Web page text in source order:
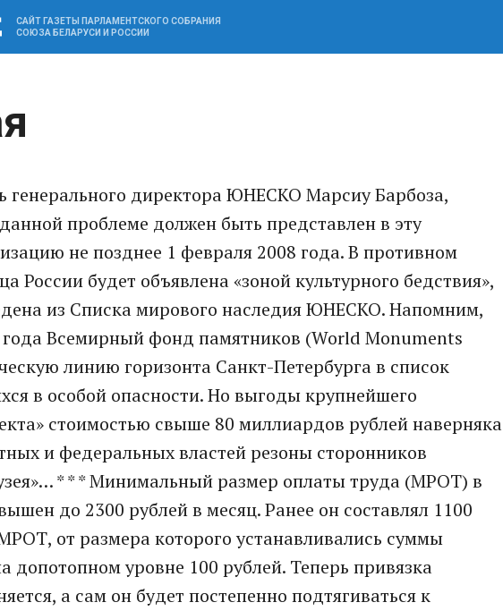
САЙТ ГАЗЕТЫ ПАРЛАМЕНТСКОГО СОБРАНИЯ
СОЮЗА БЕЛАРУСИ И РОССИИ
генерального директора ЮНЕСКО Марсиу Барбоза,
проблеме должен быть представлен в эту
не позднее 1 февраля 2008 года. В противном
России будет объявлена «зоной культурного бедствия»,
из Списка мирового наследия ЮНЕСКО. Напомним,
Всемирный фонд памятников (World Monuments
линию горизонта Санкт-Петербурга в список
в особой опасности. Но выгоды крупнейшего
стоимостью свыше 80 миллиардов рублей наверняка
и федеральных властей резоны сторонников
* * * Минимальный размер оплаты труда (МРОТ) в
до 2300 рублей в месяц. Ранее он составлял 1100
от размера которого устанавливались суммы
допотопном уровне 100 рублей. Теперь привязка
а сам он будет постепенно подтягиваться к